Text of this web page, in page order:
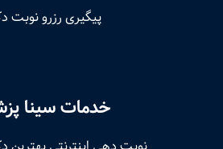
پیگیری رزرو نوبت
خدمات سینا